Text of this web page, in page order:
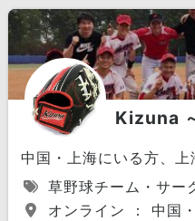
Kizuna
中国・上海にいる方、
草野球チーム・サー
オンライン ： 中国